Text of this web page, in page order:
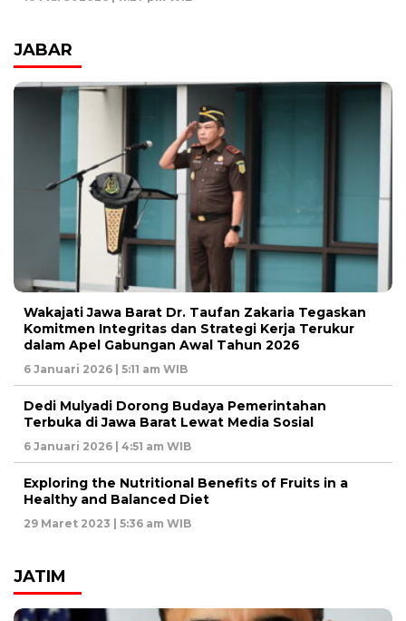
JABAR
Wakajati Jawa Barat Dr. Taufan Zakaria Tegaskan
Komitmen Integritas dan Strategi Kerja Terukur
dalam Apel Gabungan Awal Tahun 2026
6 Januari 2026 | 5:11 am WIB
Dedi Mulyadi Dorong Budaya Pemerintahan
Terbuka di Jawa Barat Lewat Media Sosial
6 Januari 2026 | 4:51 am WIB
Exploring the Nutritional Benefits of Fruits in a
Healthy and Balanced Diet
29 Maret 2023 | 5:36 am WIB
JATIM